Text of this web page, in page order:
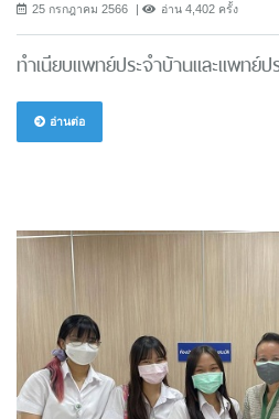
25 กรกฎาคม 2566 อ่าน 4,402 ครั้ง
ทำเนียบแพทย์ประจำบ้านและแพทย์
อ่านต่อ